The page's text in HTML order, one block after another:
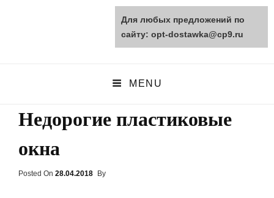
opt-dostawka.ru
MENU
Недорогие пластиковые
окна
Posted On Posted
28.04.2018 By
Для любых предложений по
сайту: opt-dostawka@cp9.ru